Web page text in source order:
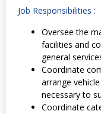
Job Responsibilities :
Oversee the
facilities and
general
Coordinate
arrange
necessary to
Coordinate